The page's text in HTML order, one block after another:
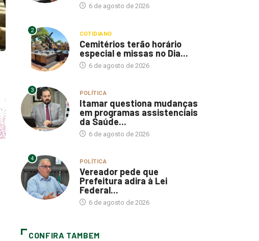
6 de agosto de 2026
2 COTIDIANO
Cemitérios terão horário
especial e missas no Dia...
6 de agosto de 2026
3 POLÍTICA
Itamar questiona mudanças
em programas assistenciais
da Saúde...
6 de agosto de 2026
4 POLÍTICA
Vereador pede que
Prefeitura adira à Lei
Federal...
6 de agosto de 2026
CONFIRA TAMBEM